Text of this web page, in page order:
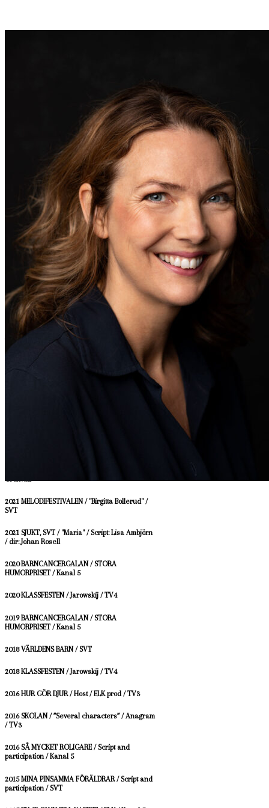
FILM & TV
2024 DUSSELDORF-SKÅNE / "Anita" / dir: Patrik
Blomberg Book
2022 GÖTA KANAL4 - Vinna eller försvinna /
"Slussvakt" / dir: Emma Molin / GF-studios
2016 MEDAN VI LEVER / "Eva" / dir: Dani Kouyaté
2013 MIG ÄGER INGEN / ”Roffes fru” / dir: Kjell-
Åke Andersson / Filmlance
2013 ELSAS VÄRLD 2 / “Eva Von Norrefjord” /
dir: Manuel Concha, Frans Wiklund /Tre
vänner / WEBB
2004 DIL JO BJI KAHEY / Bollywoodfilm / Berta /
2021 MELODIFESTIVALEN / "Birgitta Bollerud" /
SVT
2021 SJUKT, SVT / "Maria" / Script: Lisa Ambjörn
/ dir: Johan Rosell
2020 BARNCANCERGALAN / STORA
HUMORPRISET / Kanal 5
2020 KLASSFESTEN / Jarowskij / TV4
2019 BARNCANCERGALAN / STORA
HUMORPRISET / Kanal 5
2018 VÄRLDENS BARN / SVT
2018 KLASSFESTEN / Jarowskij / TV4
2016 HUR GÖR DJUR / Host / ELK prod / TV3
2016 SKOLAN / ”Several characters” / Anagram
/ TV3
2016 SÅ MYCKET ROLIGARE / Script and
participation / Kanal 5
2015 MINA PINSAMMA FÖRÄLDRAR / Script and
participation / SVT